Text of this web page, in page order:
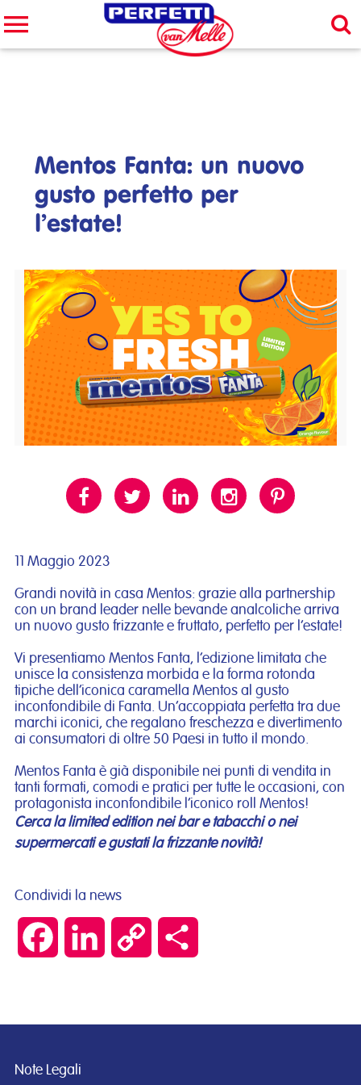
Cerca nel sito
Mentos Fanta: un nuovo
gusto perfetto per
l’estate!
11 Maggio 2023
Grandi novità in casa Mentos: grazie alla partnership
con un brand leader nelle bevande analcoliche arriva
un nuovo gusto frizzante e fruttato, perfetto per l’estate!
Vi presentiamo Mentos Fanta, l’edizione limitata che
unisce la consistenza morbida e la forma rotonda
tipiche dell’iconica caramella Mentos al gusto
inconfondibile di Fanta. Un’accoppiata perfetta tra due
marchi iconici, che regalano freschezza e divertimento
ai consumatori di oltre 50 Paesi in tutto il mondo.
Mentos Fanta è già disponibile nei punti di vendita in
tanti formati, comodi e pratici per tutte le occasioni, con
protagonista inconfondibile l’iconico roll Mentos!
Cerca la limited edition nei bar e tabacchi o nei
supermercati e gustati la frizzante novità!
Condividi la news
Facebook LinkedIn Copy
Note Legali